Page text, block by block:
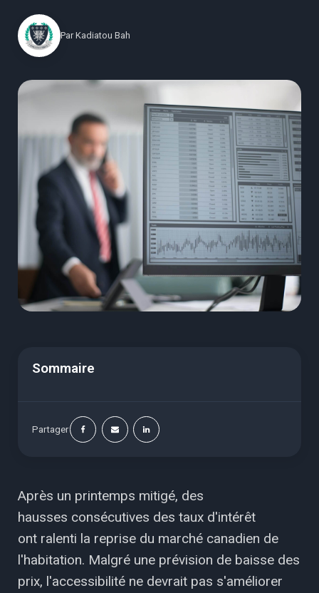
Par Kadiatou Bah
Sommaire
Partager
Après un printemps mitigé, des
hausses consécutives des taux d'intérêt
ont ralenti la reprise du marché canadien de
l'habitation. Malgré une prévision de baisse des
prix, l'accessibilité ne devrait pas s'améliorer